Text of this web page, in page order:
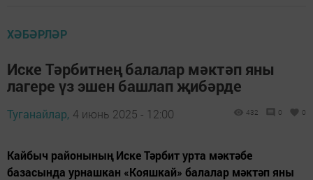
ХӘБӘРЛӘР
Иске Тәрбитнең балалар мәктәп яны
лагере үз эшен башлап җибәрде
Туганайлар, 4 июнь 2025 - 12:00 432 0 0
Кайбыч районының Иске Тәрбит урта мәктәбе
базасында урнашкан «Кояшкай» балалар мәктәп яны